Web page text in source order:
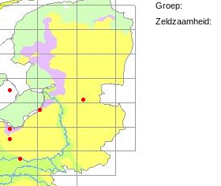
Groep:
Zeldzaamheid: